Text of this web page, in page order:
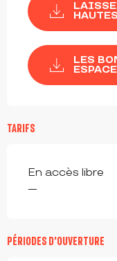
LES
TARIFS
En accès libre
—
PÉRIODES D'OUVERTURE